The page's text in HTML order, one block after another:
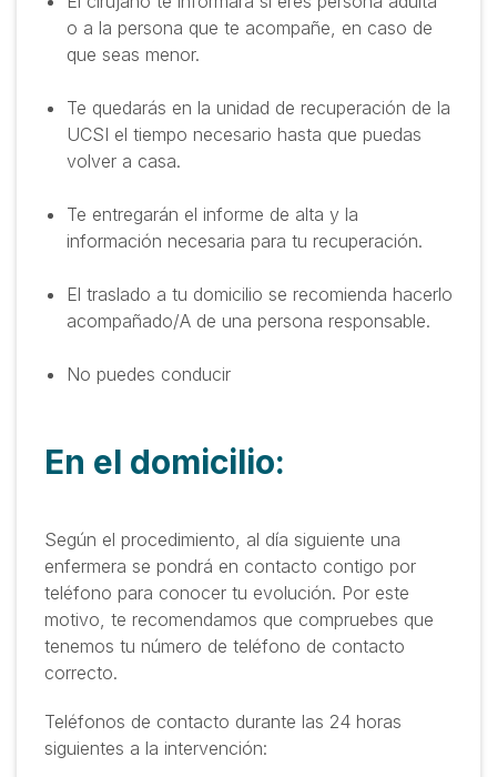
o a la persona que te acompañe, en caso de
que seas menor.
Te quedarás en la unidad de recuperación de la
UCSI el tiempo necesario hasta que puedas
volver a casa.
Te entregarán el informe de alta y la
información necesaria para tu recuperación.
El traslado a tu domicilio se recomienda hacerlo
acompañado/A de una persona responsable.
No puedes conducir
En el domicilio:
Según el procedimiento, al día siguiente una
enfermera se pondrá en contacto contigo por
teléfono para conocer tu evolución. Por este
motivo, te recomendamos que compruebes que
tenemos tu número de teléfono de contacto
correcto.
Teléfonos de contacto durante las 24 horas
siguientes a la intervención: